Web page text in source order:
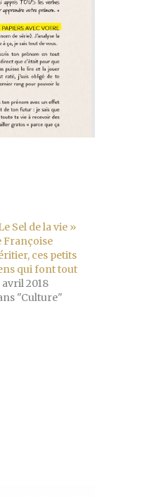
Sel de la vie »
Françoise
ces petits
qui font tout
avril 2018
"Culture"